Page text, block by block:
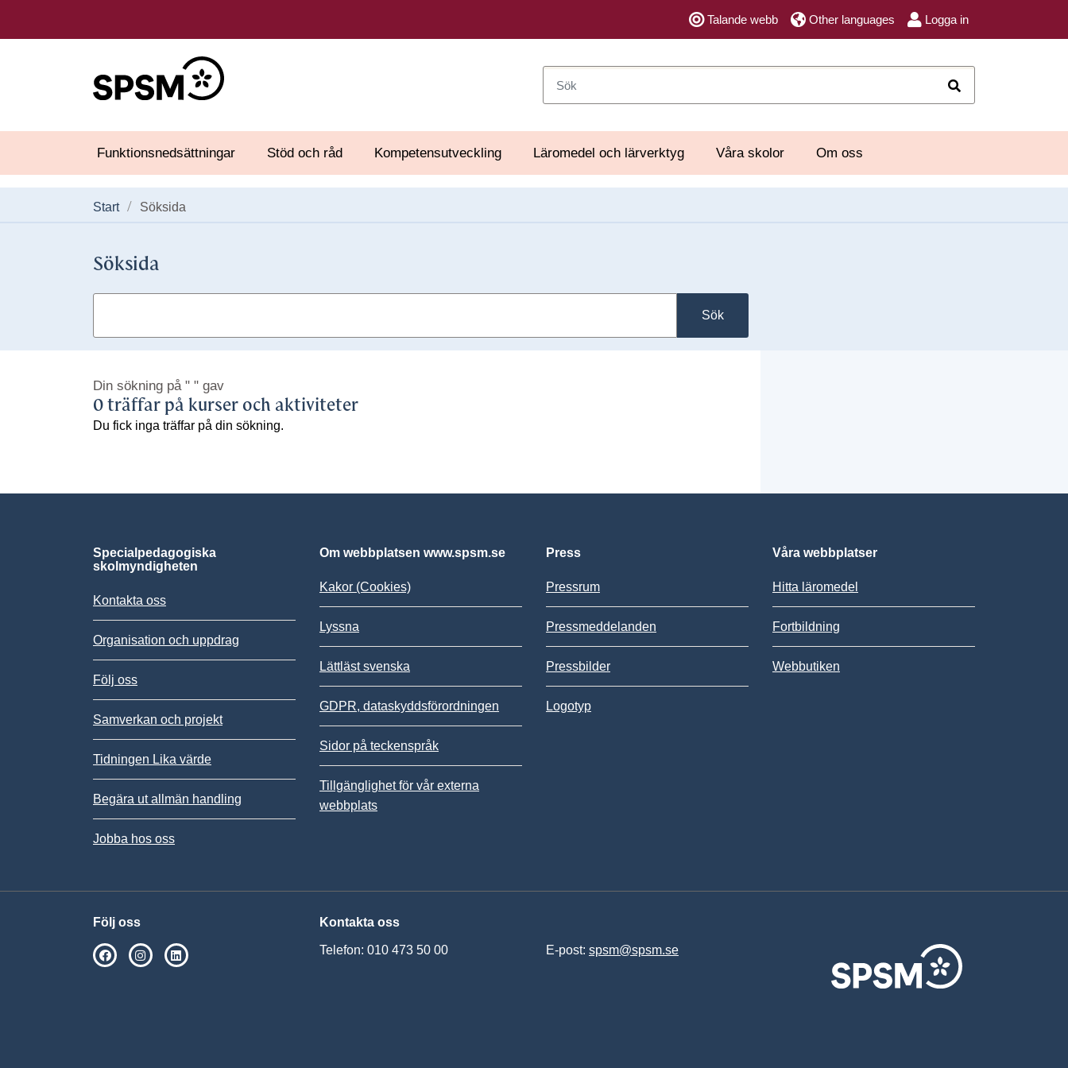
Talande webb Other languages Logga in
Funktionsnedsättningar Stöd och råd Kompetensutveckling Läromedel och lärverktyg Våra skolor Om oss
Start Söksida
Söksida
Sök
Din sökning på " " gav
0 träffar på kurser och aktiviteter
Du fick inga träffar på din sökning.
Specialpedagogiska
skolmyndigheten
Kontakta oss
Organisation och uppdrag
Följ oss
Samverkan och projekt
Tidningen Lika värde
Begära ut allmän handling
Jobba hos oss
Om webbplatsen www.spsm.se
Kakor (Cookies)
Lyssna
Lättläst svenska
GDPR, dataskyddsförordningen
Sidor på teckenspråk
Tillgänglighet för vår externa
webbplats
Press
Pressrum
Pressmeddelanden
Pressbilder
Logotyp
Våra webbplatser
Hitta läromedel
Fortbildning
Webbutiken
Följ oss
SPSM på Facebook
SPSM på Instagram
Kontakta oss
Telefon: 010 473 50 00 E-post: spsm@spsm.se